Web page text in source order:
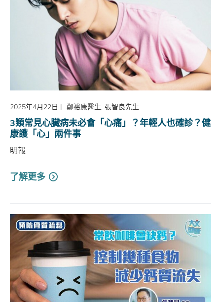
2025年4月22日 | 鄭裕康醫生, 張智良先生
3類常見心臟病未必會「心痛」？年輕人也確診？健
康護「心」兩件事
明報
了解更多